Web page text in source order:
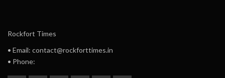
Rockfort Times
• Email: contact@rockforttimes.in
• Phone: